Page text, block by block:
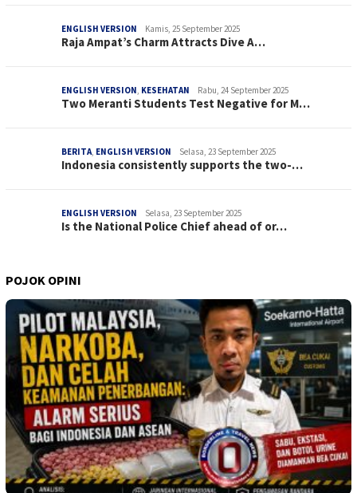
ENGLISH VERSION Kamis, 25 September 2025
Raja Ampat’s Charm Attracts Dive A…
ENGLISH VERSION, KESEHATAN Rabu, 24 September 2025
Two Meranti Students Test Negative for M…
BERITA, ENGLISH VERSION Selasa, 23 September 2025
Indonesia consistently supports the two-…
ENGLISH VERSION Selasa, 23 September 2025
Is the National Police Chief ahead of or…
POJOK OPINI